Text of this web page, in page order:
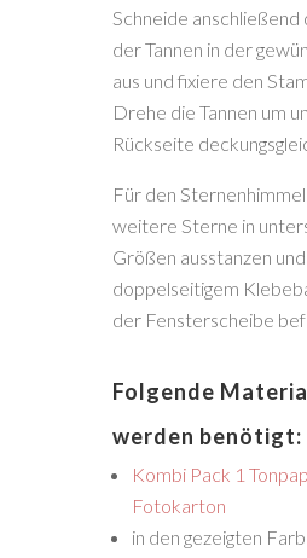
Schneide
der Tannen in der
aus und fixiere den
Drehe die Tannen um
Rückseite
Für den
weitere Sterne in
Größen ausstanzen
doppelseitigem
der Fensterscheibe
Folgende
werden benötigt:
Kombi Pack 1
Fotokarton
in den gezeigten